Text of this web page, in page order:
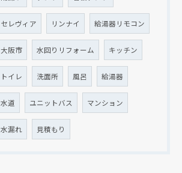
セレヴィア リンナイ 給湯器リモコン
大阪市 水回りリフォーム キッチン
トイレ 洗面所 風呂 給湯器
水道 ユニットバス マンション
水漏れ 見積もり